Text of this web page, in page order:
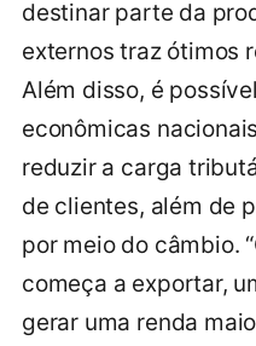
destinar parte da
externos traz ótimos
Além disso, é
econômicas
reduzir a carga
de clientes, além de
por meio do câmbio.
começa a exportar,
gerar uma renda